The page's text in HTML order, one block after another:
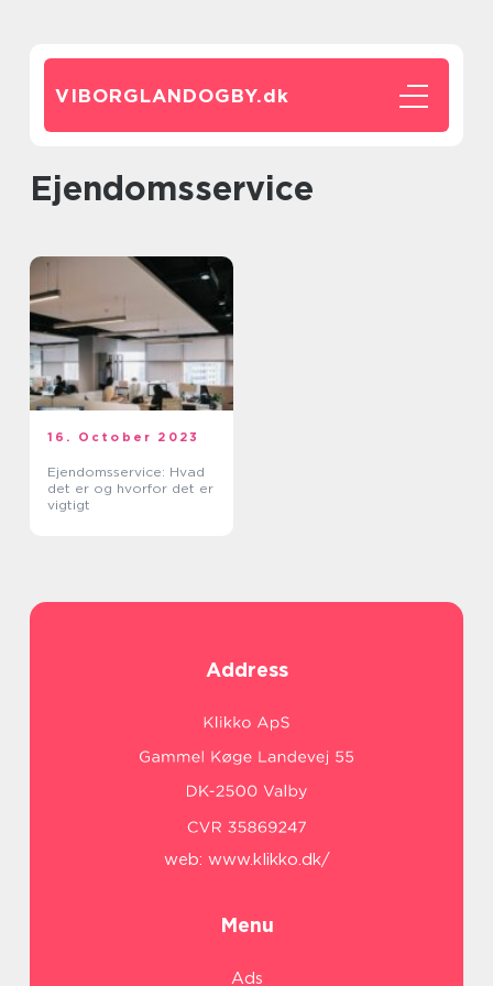
VIBORGLANDOGBY.dk
ejendomsservice
16. October 2023
Ejendomsservice: Hvad
det er og hvorfor det er
vigtigt
Address
web: www.klikko.dk/
Menu
Ads